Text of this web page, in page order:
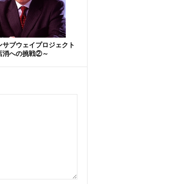
サブウェイプロジェクト
消への挑戦②～